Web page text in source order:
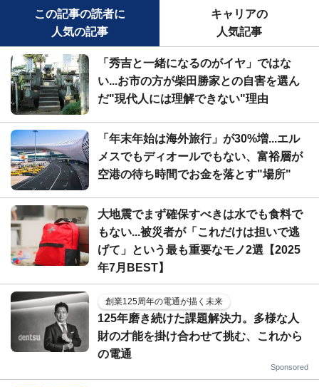
この記事の読者に
人気の記事
キャリアの
人気記事
「秀吉と一緒になるのがイヤ」ではな
い...お市の方が柴田勝家との自害を選ん
だ"現代人には理解できない"理由
「年末年始は海外旅行」が30%増...エル
メスでもディオールでもない、富裕層が
空港の待ち時間でお金を落とす"場所"
大地震でまず確保すべきは水でも食料で
もない...被災者が「これだけは担いで逃
げて」という最も重要なモノ2選【2025
年7月BEST】
創業125周年の電通が描く未来
125年磨き続けた課題解決力。多様な人
財の才能を掛け合わせて挑む、これから
の電通
Sponsored